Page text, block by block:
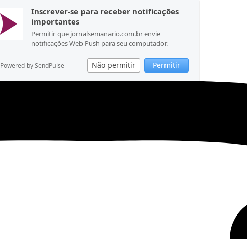
Inscrever-se para receber notificações
importantes
Permitir que jornalsemanario.com.br envie
notificações Web Push para seu computador.
Não permitir Permitir
Powered by SendPulse